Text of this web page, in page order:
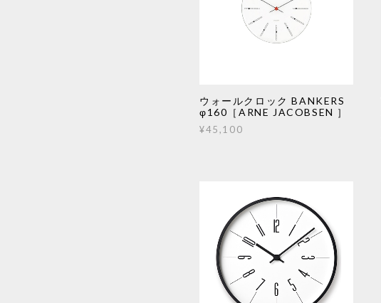
ウォールクロック BANKERS
φ160［ARNE JACOBSEN ］
¥45,100